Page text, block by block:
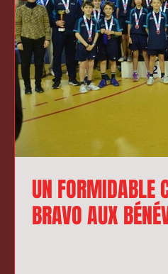
UN FORMIDABLE
BRAVO AUX